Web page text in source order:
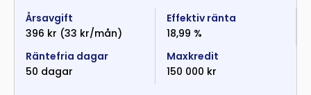
Årsavgift
396 kr (33 kr/mån)
Effektiv ränta
18,99 %
Räntefria dagar
50 dagar
Maxkredit
150 000 kr